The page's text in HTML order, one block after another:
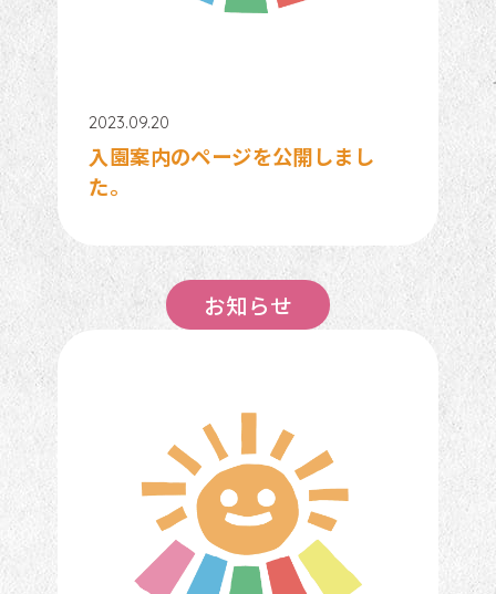
2023.09.20
入園案内のページを公開しまし
た。
お知らせ